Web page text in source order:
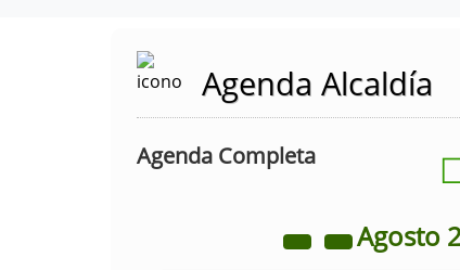
Agenda Alcaldía
Agenda Completa
Agosto